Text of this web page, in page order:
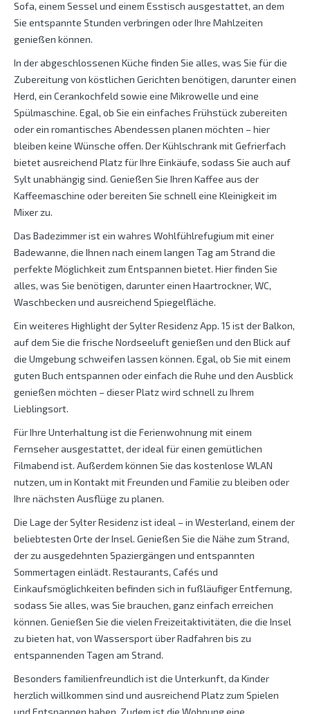
Sofa, einem Sessel und einem Esstisch ausgestattet, an dem
Sie entspannte Stunden verbringen oder Ihre Mahlzeiten
genießen können.
In der abgeschlossenen Küche finden Sie alles, was Sie für die
Zubereitung von köstlichen Gerichten benötigen, darunter einen
Herd, ein Cerankochfeld sowie eine Mikrowelle und eine
Spülmaschine. Egal, ob Sie ein einfaches Frühstück zubereiten
oder ein romantisches Abendessen planen möchten – hier
bleiben keine Wünsche offen. Der Kühlschrank mit Gefrierfach
bietet ausreichend Platz für Ihre Einkäufe, sodass Sie auch auf
Sylt unabhängig sind. Genießen Sie Ihren Kaffee aus der
Kaffeemaschine oder bereiten Sie schnell eine Kleinigkeit im
Mixer zu.
Das Badezimmer ist ein wahres Wohlfühlrefugium mit einer
Badewanne, die Ihnen nach einem langen Tag am Strand die
perfekte Möglichkeit zum Entspannen bietet. Hier finden Sie
alles, was Sie benötigen, darunter einen Haartrockner, WC,
Waschbecken und ausreichend Spiegelfläche.
Ein weiteres Highlight der Sylter Residenz App. 15 ist der Balkon,
auf dem Sie die frische Nordseeluft genießen und den Blick auf
die Umgebung schweifen lassen können. Egal, ob Sie mit einem
guten Buch entspannen oder einfach die Ruhe und den Ausblick
genießen möchten – dieser Platz wird schnell zu Ihrem
Lieblingsort.
Für Ihre Unterhaltung ist die Ferienwohnung mit einem
Fernseher ausgestattet, der ideal für einen gemütlichen
Filmabend ist. Außerdem können Sie das kostenlose WLAN
nutzen, um in Kontakt mit Freunden und Familie zu bleiben oder
Ihre nächsten Ausflüge zu planen.
Die Lage der Sylter Residenz ist ideal – in Westerland, einem der
beliebtesten Orte der Insel. Genießen Sie die Nähe zum Strand,
der zu ausgedehnten Spaziergängen und entspannten
Sommertagen einlädt. Restaurants, Cafés und
Einkaufsmöglichkeiten befinden sich in fußläufiger Entfernung,
sodass Sie alles, was Sie brauchen, ganz einfach erreichen
können. Genießen Sie die vielen Freizeitaktivitäten, die die Insel
zu bieten hat, von Wassersport über Radfahren bis zu
entspannenden Tagen am Strand.
Besonders familienfreundlich ist die Unterkunft, da Kinder
herzlich willkommen sind und ausreichend Platz zum Spielen
und Entspannen haben. Zudem ist die Wohnung eine